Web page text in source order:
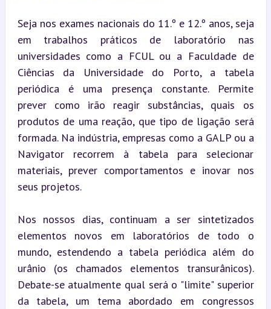
Seja nos exames nacionais do 11.º e 12.º anos, seja
em trabalhos práticos de laboratório nas
universidades como a FCUL ou a Faculdade de
Ciências da Universidade do Porto, a tabela
periódica é uma presença constante. Permite
prever como irão reagir substâncias, quais os
produtos de uma reação, que tipo de ligação será
formada. Na indústria, empresas como a GALP ou a
Navigator recorrem à tabela para selecionar
materiais, prever comportamentos e inovar nos
seus projetos.
Nos nossos dias, continuam a ser sintetizados
elementos novos em laboratórios de todo o
mundo, estendendo a tabela periódica além do
urânio (os chamados elementos transurânicos).
Debate-se atualmente qual será o "limite" superior
da tabela, um tema abordado em congressos